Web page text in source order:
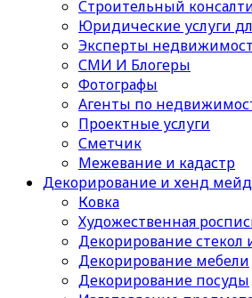
Строительный
Юридические услуги
Эксперты
СМИ И Блогеры
Фотографы
Агенты по
Проектные услуги
Сметчик
Межевание и кадастр
Декорирование и хенд мейд
Ковка
Художественная
Декорирование стекол
Декорирование мебели
Декорирование посуды